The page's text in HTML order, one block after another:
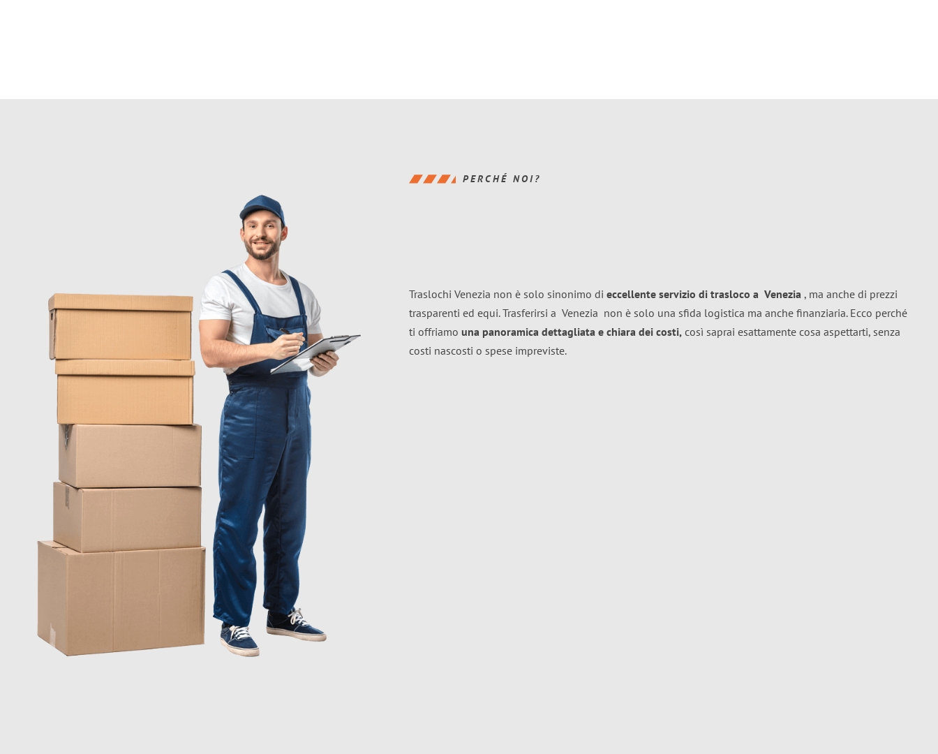
PERCHÉ NOI?
Traslochi Venezia non è solo sinonimo di eccellente servizio di trasloco a Venezia , ma anche di prezzi
trasparenti ed equi. Trasferirsi a Venezia non è solo una sfida logistica ma anche finanziaria. Ecco perché
ti offriamo una panoramica dettagliata e chiara dei costi, così saprai esattamente cosa aspettarti, senza
costi nascosti o spese impreviste.